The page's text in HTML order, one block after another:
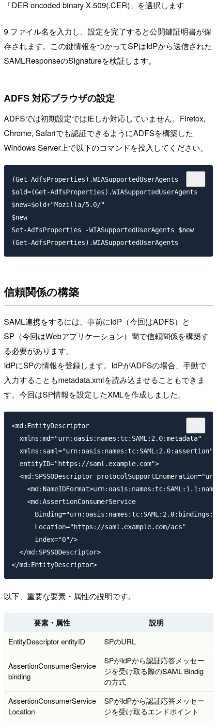
「DER encoded binary X.509(.CER)」を選択します
9 ファイル名を入力し、設定を完了すると公開鍵証明書が保
存されます。この鍵情報をつかってSPはIdPから送信された
SAMLResponseのSignatureを検証します。
ADFS 対応ブラウザの設定
ADFSでは初期設定ではIEしか対応していません。Firefox,
Chrome, Safariでも認証できるようにADFSを構築した
Windows Server上で以下のコマンドを投入してください。
(Get-AdfsProperties).WIASupportedUserAgents
$old=(Get-AdfsProperties).WIASupportedUserAgents
$new=$old+"Mozilla/5.0/"
$new
Set-AdfsProperties -WIASupportedUserAgents $new
信頼関係の構築
SAML連携をするには、事前にIdP（今回はADFS）と
SP（今回はWebアプリケーション）間で信頼関係を構築す
る必要があります。
IdPにSPの情報を登録します。IdPがADFSの場合、手動で
入力することもmetadata.xmlを読み込ませることもできま
す。今回はSP情報を設定したXMLを作成しました。
<md:EntityDescriptor
  xmlns:md="urn:oasis:names:tc:SAML:2.0:metadata"
  xmlns:saml="urn:oasis:names:tc:SAML:2.0:assertion"
  entityID="https://saml.example.com">
<md:SPSSODescriptor
    <md:AssertionConsumerService
      Location="https://saml.example.com/acs"
      index="0"/>
  </md:SPSSODescriptor>
以下、重要な要素・属性の説明です。
要素・属性 説明
EntityDescriptor entityID SPのURL
AssertionConsumerService
binding
SPがIdPから認証応答メッセー
ジを受け取る際のSAML Bindig
の方式
AssertionConsumerService
Location
SPがIdPから認証応答メッセー
ジを受け取るエンドポイント